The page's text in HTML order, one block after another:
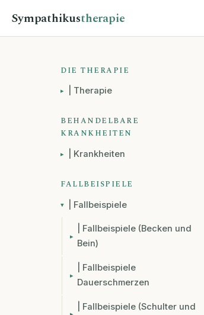
Sympathikustherapie
DIE THERAPIE
| Therapie
BEHANDELBARE
KRANKHEITEN
| Krankheiten
FALLBEISPIELE
| Fallbeispiele
| Fallbeispiele (Becken und
Bein)
| Fallbeispiele
Dauerschmerzen
| Fallbeispiele (Schulter und